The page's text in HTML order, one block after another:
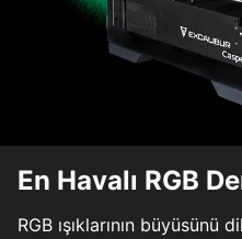
En Havalı RGB
RGB ışıklarının büyüsünü